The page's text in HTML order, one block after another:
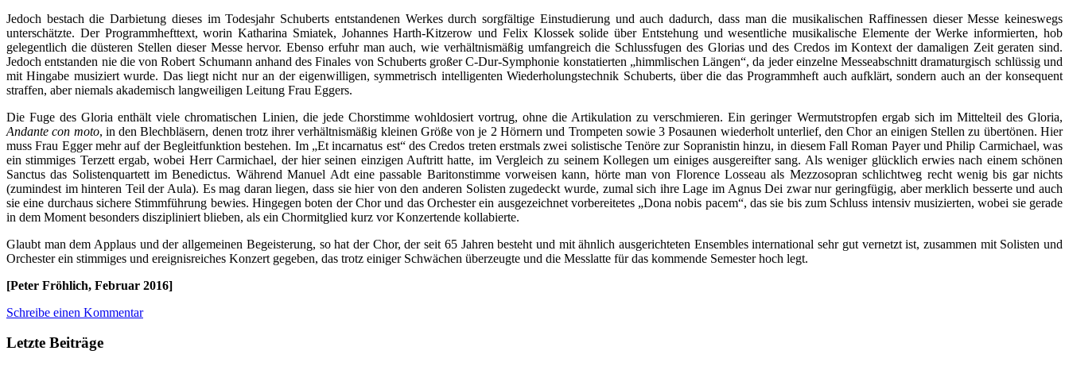
Jedoch bestach die Darbietung dieses im Todesjahr Schuberts entstandenen Werkes durch sorgfältige Einstudierung und auch dadurch, dass man die musikalischen Raffinessen dieser Messe keineswegs
unterschätzte. Der Programmhefttext, worin Katharina Smiatek, Johannes Harth-Kitzerow und Felix Klossek solide über Entstehung und wesentliche musikalische Elemente der Werke informierten, hob
gelegentlich die düsteren Stellen dieser Messe hervor. Ebenso erfuhr man auch, wie verhältnismäßig umfangreich die Schlussfugen des Glorias und des Credos im Kontext der damaligen Zeit geraten sind.
Jedoch entstanden nie die von Robert Schumann anhand des Finales von Schuberts großer C-Dur-Symphonie konstatierten „himmlischen Längen“, da jeder einzelne Messeabschnitt dramaturgisch schlüssig und
mit Hingabe musiziert wurde. Das liegt nicht nur an der eigenwilligen, symmetrisch intelligenten Wiederholungstechnik Schuberts, über die das Programmheft auch aufklärt, sondern auch an der konsequent
straffen, aber niemals akademisch langweiligen Leitung Frau Eggers.
Die Fuge des Gloria enthält viele chromatischen Linien, die jede Chorstimme wohldosiert vortrug, ohne die Artikulation zu verschmieren. Ein geringer Wermutstropfen ergab sich im Mittelteil des Gloria,
Andante con moto, in den Blechbläsern, denen trotz ihrer verhältnismäßig kleinen Größe von je 2 Hörnern und Trompeten sowie 3 Posaunen wiederholt unterlief, den Chor an einigen Stellen zu übertönen. Hier
muss Frau Egger mehr auf der Begleitfunktion bestehen. Im „Et incarnatus est“ des Credos treten erstmals zwei solistische Tenöre zur Sopranistin hinzu, in diesem Fall Roman Payer und Philip Carmichael, was
ein stimmiges Terzett ergab, wobei Herr Carmichael, der hier seinen einzigen Auftritt hatte, im Vergleich zu seinem Kollegen um einiges ausgereifter sang. Als weniger glücklich erwies nach einem schönen
Sanctus das Solistenquartett im Benedictus. Während Manuel Adt eine passable Baritonstimme vorweisen kann, hörte man von Florence Losseau als Mezzosopran schlichtweg recht wenig bis gar nichts
(zumindest im hinteren Teil der Aula). Es mag daran liegen, dass sie hier von den anderen Solisten zugedeckt wurde, zumal sich ihre Lage im Agnus Dei zwar nur geringfügig, aber merklich besserte und auch
sie eine durchaus sichere Stimmführung bewies. Hingegen boten der Chor und das Orchester ein ausgezeichnet vorbereitetes „Dona nobis pacem“, das sie bis zum Schluss intensiv musizierten, wobei sie gerade
in dem Moment besonders diszipliniert blieben, als ein Chormitglied kurz vor Konzertende kollabierte.
Glaubt man dem Applaus und der allgemeinen Begeisterung, so hat der Chor, der seit 65 Jahren besteht und mit ähnlich ausgerichteten Ensembles international sehr gut vernetzt ist, zusammen mit Solisten und
Orchester ein stimmiges und ereignisreiches Konzert gegeben, das trotz einiger Schwächen überzeugte und die Messlatte für das kommende Semester hoch legt.
[Peter Fröhlich, Februar 2016]
Schreibe einen Kommentar
Letzte Beiträge